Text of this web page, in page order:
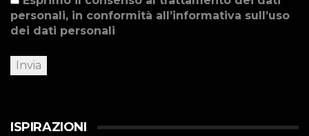
personali, in conformità all’informativa sull’uso
dei dati personali
ISPIRAZIONI